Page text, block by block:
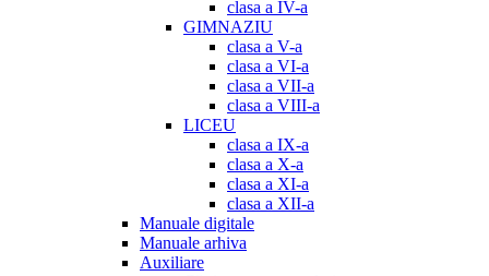
clasa a IV-a
GIMNAZIU
clasa a V-a
clasa a VI-a
clasa a VII-a
clasa a VIII-a
LICEU
clasa a IX-a
clasa a X-a
clasa a XI-a
clasa a XII-a
Manuale digitale
Manuale arhiva
Auxiliare